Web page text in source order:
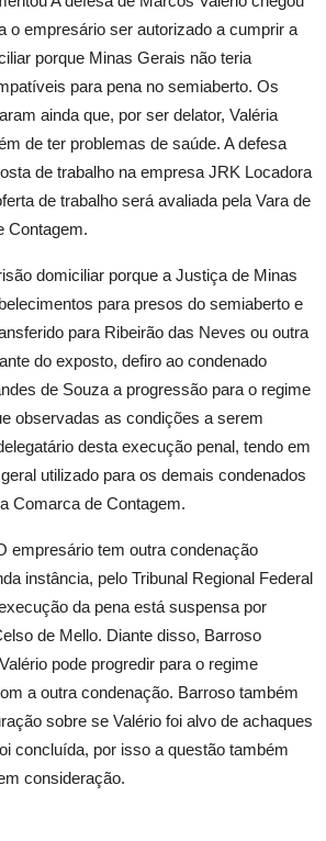
o empresário ser autorizado a cumprir a
porque Minas Gerais não teria
para pena no semiaberto. Os
ainda que, por ser delator, Valéria
de ter problemas de saúde. A defesa
de trabalho na empresa JRK Locadora
de trabalho será avaliada pela Vara de
Contagem.
domiciliar porque a Justiça de Minas
para presos do semiaberto e
para Ribeirão das Neves ou outra
do exposto, defiro ao condenado
de Souza a progressão para o regime
observadas as condições a serem
desta execução penal, tendo em
utilizado para os demais condenados
Comarca de Contagem.
empresário tem outra condenação
instância, pelo Tribunal Regional Federal
da pena está suspensa por
de Mello. Diante disso, Barroso
pode progredir para o regime
a outra condenação. Barroso também
sobre se Valério foi alvo de achaques
concluída, por isso a questão também
consideração.